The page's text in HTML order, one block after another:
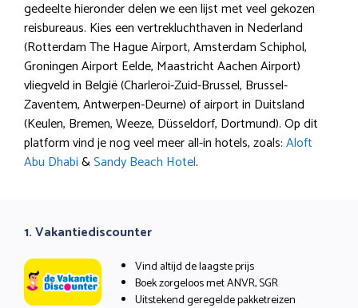
gedeelte hieronder delen we een lijst met veel gekozen
reisbureaus. Kies een vertrekluchthaven in Nederland
(Rotterdam The Hague Airport, Amsterdam Schiphol,
Groningen Airport Eelde, Maastricht Aachen Airport)
vliegveld in België (Charleroi-Zuid-Brussel, Brussel-
Zaventem, Antwerpen-Deurne) of airport in Duitsland
(Keulen, Bremen, Weeze, Düsseldorf, Dortmund). Op dit
platform vind je nog veel meer all-in hotels, zoals:Aloft
Abu Dhabi&Sandy Beach Hotel.
1. Vakantiediscounter
Vind altijd de laagste prijs
Boek zorgeloos met ANVR, SGR
Uitstekend geregelde pakketreizen